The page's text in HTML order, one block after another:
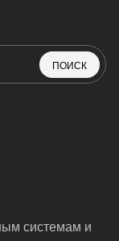
ПОИСК
системам и